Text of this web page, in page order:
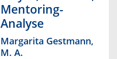
Mentoring-
Analyse
Margarita Gestmann,
M. A.